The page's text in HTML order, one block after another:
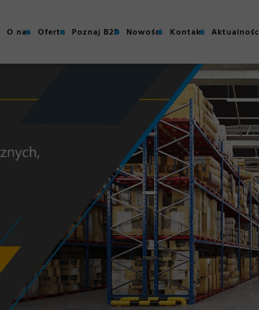
O nas Oferta Poznaj B2B Nowości Kontakt